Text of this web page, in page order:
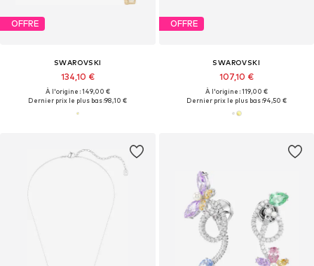
OFFRE
SWAROVSKI
134,10 €
À l'origine : 149,00 €
Dernier prix le plus bas :98,10 €
OFFRE
SWAROVSKI
107,10 €
À l'origine : 119,00 €
Dernier prix le plus bas :94,50 €